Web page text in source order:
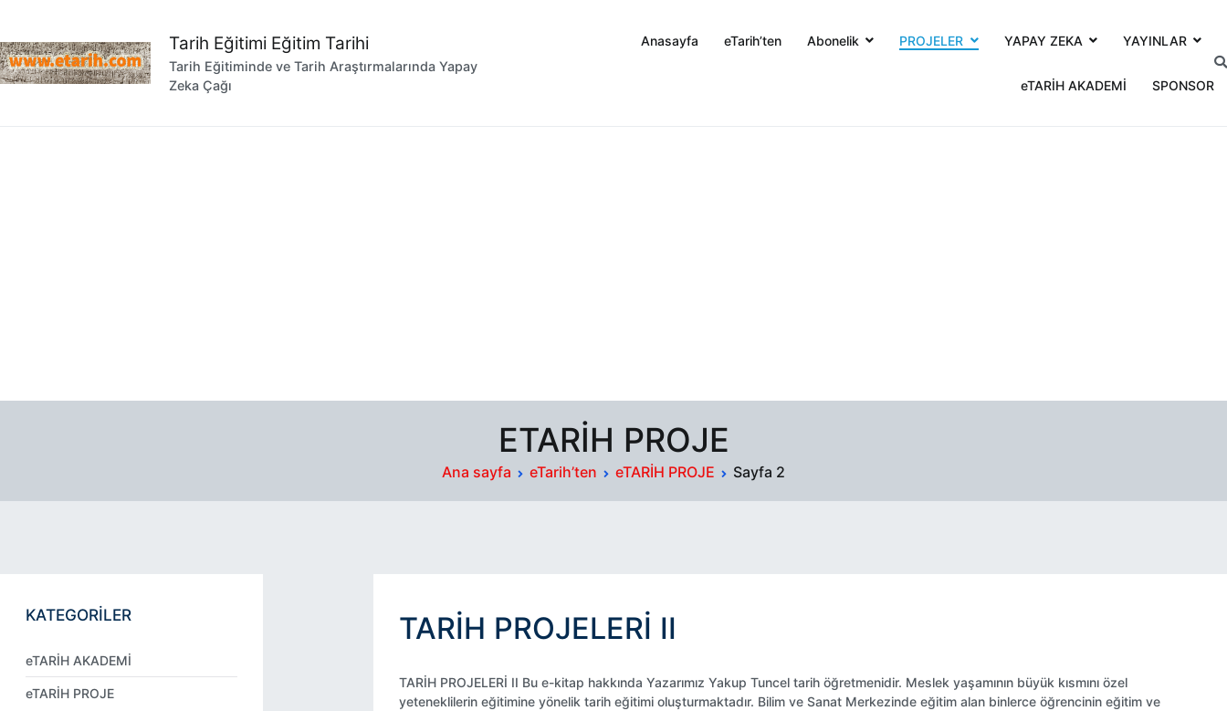
Tarih Eğitimi Eğitim Tarihi
Tarih Eğitiminde ve Tarih Araştırmalarında Yapay
Zeka Çağı
Anasayfa eTarih’ten Abonelik PROJELER YAPAY ZEKA YAYINLAR
eTARİH AKADEMİ SPONSOR
ETARİH PROJE
Ana sayfa eTarih’ten eTARİH PROJE Sayfa 2
TARİH PROJELERİ II
TARİH PROJELERİ II Bu e-kitap hakkında Yazarımız Yakup Tuncel tarih öğretmenidir. Meslek yaşamının büyük kısmını özel
yeteneklilerin eğitimine yönelik tarih eğitimi oluşturmaktadır. Bilim ve Sanat Merkezinde eğitim alan binlerce öğrencinin eğitim ve
KATEGORİLER
eTARİH AKADEMİ
eTARİH PROJE